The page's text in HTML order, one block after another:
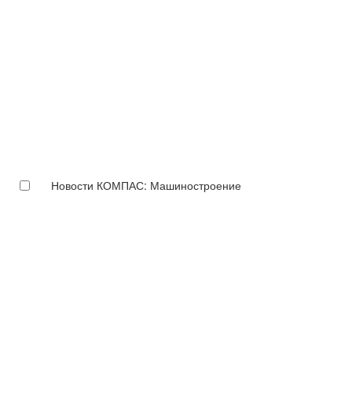
Новости КОМПАС: Машиностроение